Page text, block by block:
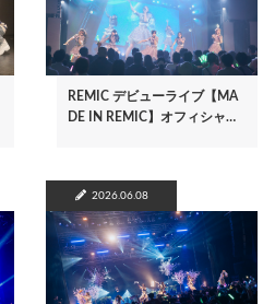
REMIC デビューライブ【MA
DE IN REMIC】オフィシャ…
2026.06.08